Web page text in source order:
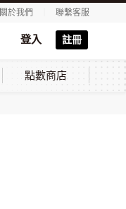
關於我們 聯繫客服
登入 註冊
點數商店